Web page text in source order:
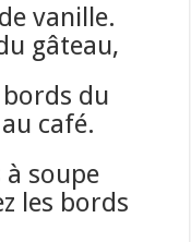
vanille.
gâteau,
bords du
café.
à soupe
les bords